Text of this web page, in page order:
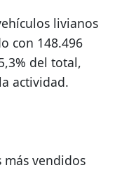
livianos
con 148.496
del total,
actividad.
más vendidos